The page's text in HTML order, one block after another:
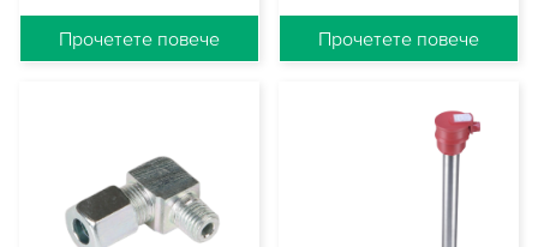
VGA-MAT-ANF
Прочетете повече SVER WEK
Прочетете повече